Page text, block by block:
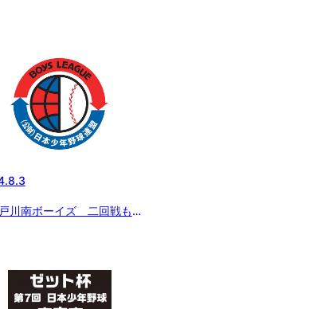
戸川南ボーイズ 二回戦も快